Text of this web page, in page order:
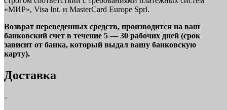
«МИР», Visa Int. и MasterCard Europe Sprl.
Возврат переведенных средств, производится на ваш
банковский счет в течение 5 — 30 рабочих дней (срок
зависит от банка, который выдал вашу банковскую
карту).
Доставка